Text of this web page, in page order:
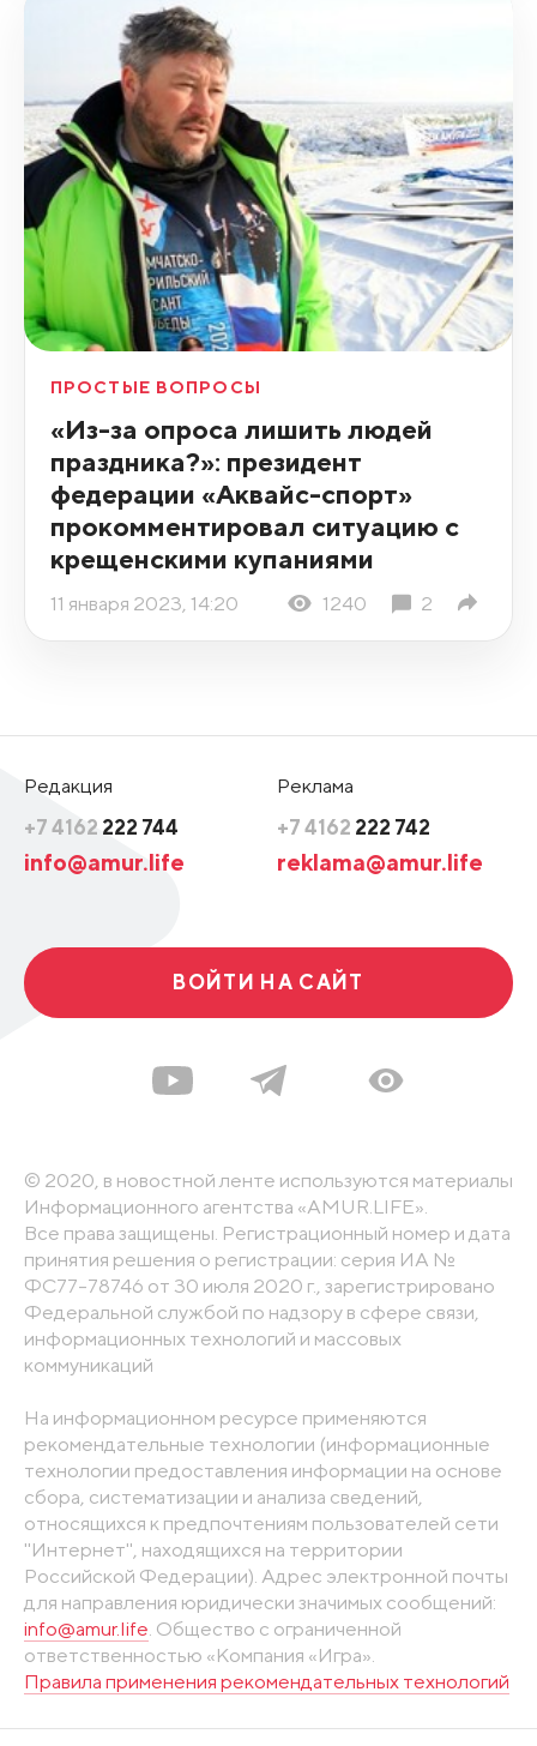
ПРОСТЫЕ ВОПРОСЫ
«Из-за опроса лишить людей
праздника?»: президент
федерации «Аквайс-спорт»
прокомментировал ситуацию с
крещенскими купаниями
11 января 2023, 14:20 1240 2
Редакция
+7 4162 222 744
info@amur.life
Реклама
+7 4162 222 742
reklama@amur.life
ВОЙТИ НА САЙТ
© 2020, в новостной ленте используются материалы
Информационного агентства «AMUR.LIFE».
Все права защищены. Регистрационный номер и дата
принятия решения о регистрации: серия ИА №
ФС77-78746 от 30 июля 2020 г., зарегистрировано
Федеральной службой по надзору в сфере связи,
информационных технологий и массовых
коммуникаций
На информационном ресурсе применяются
рекомендательные технологии (информационные
технологии предоставления информации на основе
сбора, систематизации и анализа сведений,
относящихся к предпочтениям пользователей сети
"Интернет", находящихся на территории
Российской Федерации). Адрес электронной почты
для направления юридически значимых сообщений:
info@amur.life. Общество с ограниченной
ответственностью «Компания «Игра».
Правила применения рекомендательных технологий